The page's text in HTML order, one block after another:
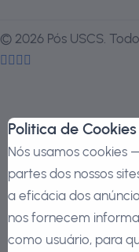
© 2026 Pós USCS.
Politica de Cookies
Nós usamos cookies
partes dos nossos
a eficácia dos
nos fornecem
como usuário, para